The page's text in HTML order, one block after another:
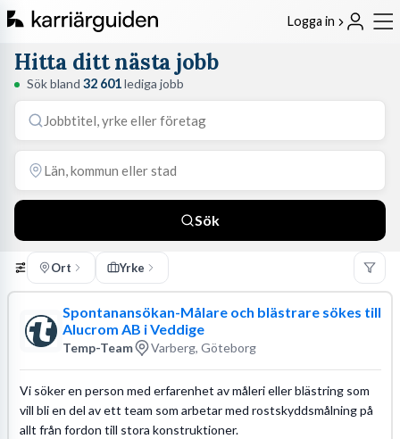
Logga in
Hitta ditt nästa jobb
Sök bland 32 601lediga jobb
Sök
Ort Yrke
Spontanansökan-Målare och blästrare sökes till
Alucrom AB i Veddige
Temp-Team Varberg, Göteborg
Vi söker en person med erfarenhet av måleri eller blästring som
vill bli en del av ett team som arbetar med rostskyddsmålning på
allt från fordon till stora konstruktioner.